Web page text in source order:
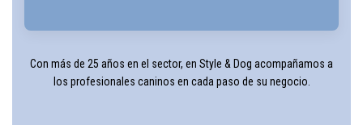
Con más de 25 años en el sector, en Style & Dog acompañamos a
los profesionales caninos en cada paso de su negocio.